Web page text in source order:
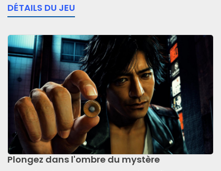
DÉTAILS DU JEU
Plongez dans l'ombre du mystère